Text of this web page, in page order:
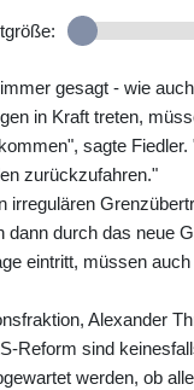
gesagt - wie
in Kraft treten,
sagte Fiedler.
zurückzufahren."
irregulären
durch das neue
eintritt, müssen auch
Alexander
Reform sind
werden, ob